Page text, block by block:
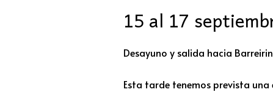
15 al 17
Desayuno y salida hacia
Esta tarde tenemos prevista una